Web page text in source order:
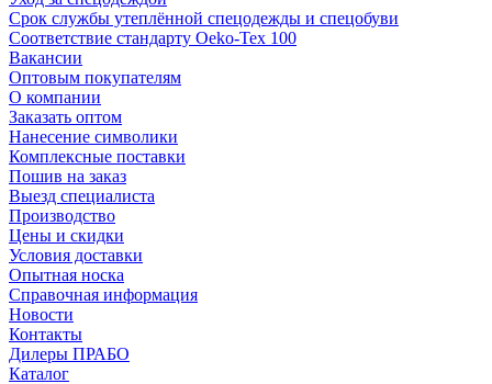
Срок службы утеплённой спецодежды и спецобуви
Соответствие стандарту Oeko-Tex 100
Вакансии
Оптовым покупателям
О компании
Заказать оптом
Нанесение символики
Комплексные поставки
Пошив на заказ
Выезд специалиста
Производство
Цены и скидки
Условия доставки
Опытная носка
Справочная информация
Новости
Контакты
Дилеры ПРАБО
Каталог